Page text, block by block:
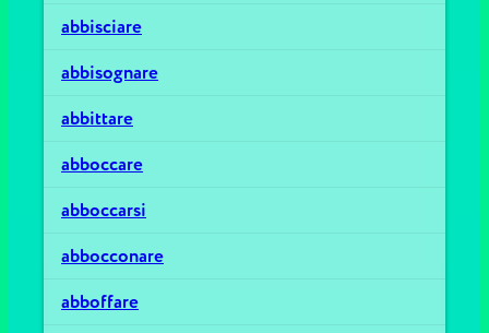
abbisciare
abbisognare
abbittare
abboccare
abboccarsi
abbocconare
abboffare